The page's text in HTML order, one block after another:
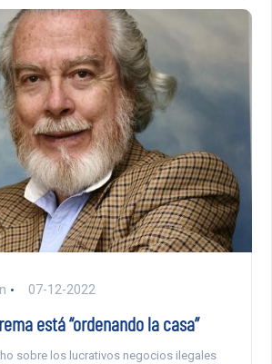
07-12-2022
está “ordenando la casa”
sobre los lucrativos negocios ilegales